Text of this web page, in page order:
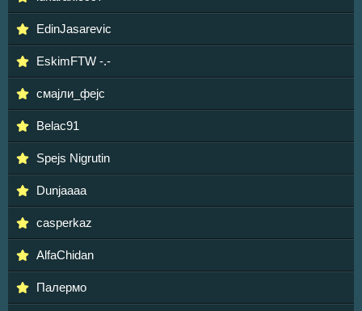
EdinJasarevic
EskimFTW -.-
смајли_фејс
Belac91
Spejs Nigrutin
Dunjaaaa
casperkaz
AlfaChidan
Палермо